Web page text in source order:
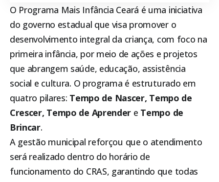
O Programa Mais Infância Ceará é uma iniciativa
do governo estadual que visa promover o
desenvolvimento integral da criança, com foco na
primeira infância, por meio de ações e projetos
que abrangem saúde, educação, assistência
social e cultura. O programa é estruturado em
quatro pilares: Tempo de Nascer, Tempo de
Crescer, Tempo de Aprender e Tempo de
Brincar.
A gestão municipal reforçou que o atendimento
será realizado dentro do horário de
funcionamento do CRAS, garantindo que todas